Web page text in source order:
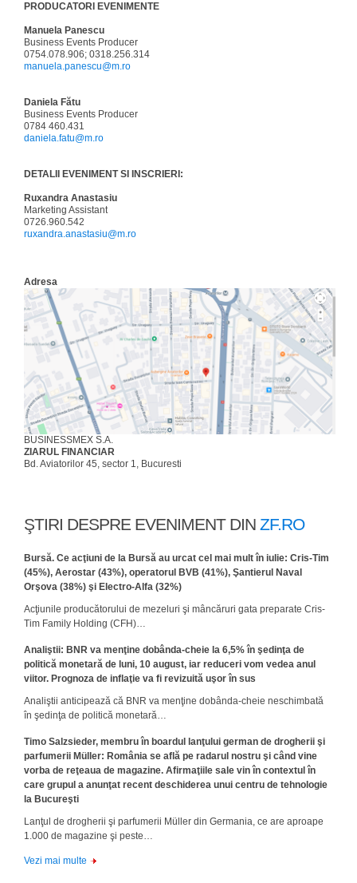
PRODUCATORI EVENIMENTE
Manuela Panescu
Business Events Producer
0754.078.906; 0318.256.314
manuela.panescu@m.ro
Daniela Fătu
Business Events Producer
0784 460.431
daniela.fatu@m.ro
DETALII EVENIMENT SI INSCRIERI:
Ruxandra Anastasiu
Marketing Assistant
0726.960.542
ruxandra.anastasiu@m.ro
Adresa
BUSINESSMEX S.A.
ZIARUL FINANCIAR
Bd. Aviatorilor 45, sector 1, Bucuresti
ŞTIRI DESPRE EVENIMENT DIN ZF.RO
Bursă. Ce acţiuni de la Bursă au urcat cel mai mult în iulie: Cris-Tim
(45%), Aerostar (43%), operatorul BVB (41%), Şantierul Naval
Orşova (38%) şi Electro-Alfa (32%)
Acţiunile producătorului de mezeluri şi mâncăruri gata preparate Cris-
Tim Family Holding (CFH)…
Analiştii: BNR va menţine dobânda-cheie la 6,5% în şedinţa de
politică monetară de luni, 10 august, iar reduceri vom vedea anul
viitor. Prognoza de inflaţie va fi revizuită uşor în sus
Analiştii anticipează că BNR va menţine dobânda-cheie neschimbată
în şedinţa de politică monetară…
Timo Salzsieder, membru în boardul lanţului german de drogherii şi
parfumerii Müller: România se află pe radarul nostru şi când vine
vorba de reţeaua de magazine. Afirmaţiile sale vin în contextul în
care grupul a anunţat recent deschiderea unui centru de tehnologie
la Bucureşti
Lanţul de drogherii şi parfumerii Müller din Germania, ce are aproape
1.000 de magazine şi peste…
Vezi mai multe